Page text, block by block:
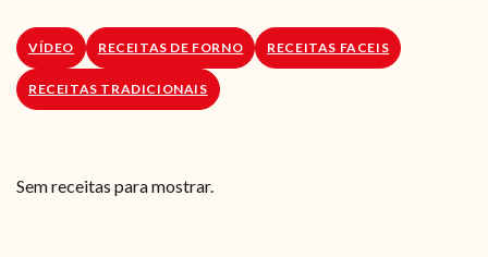
SOBRE NÓS
LOJA ONLINE
VÍDEO RECEITAS DE FORNO RECEITAS FACEIS
RECEITAS TRADICIONAIS
Sem receitas para mostrar.